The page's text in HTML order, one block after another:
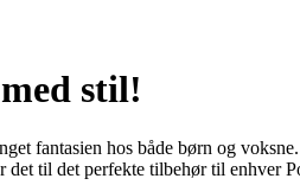
stil!
fantasien hos både børn og
til det perfekte tilbehør til enhver